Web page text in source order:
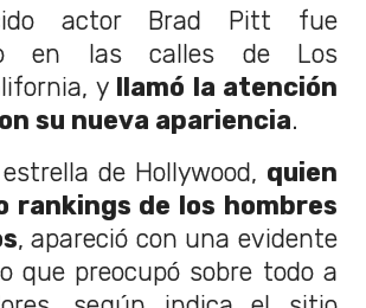
actor Brad Pitt fue
en las calles de Los
y llamó la atención
su nueva apariencia.
de Hollywood, quien
rankings de los hombres
, apareció con una evidente
que preocupó sobre todo a